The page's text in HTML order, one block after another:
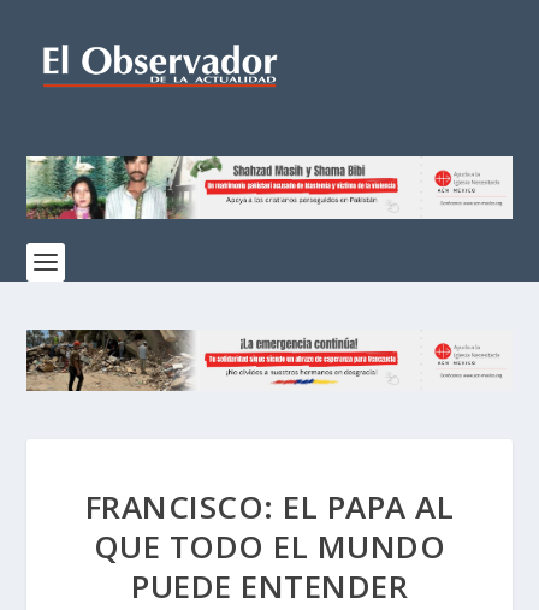
FRANCISCO: EL PAPA AL
QUE TODO EL MUNDO
PUEDE ENTENDER